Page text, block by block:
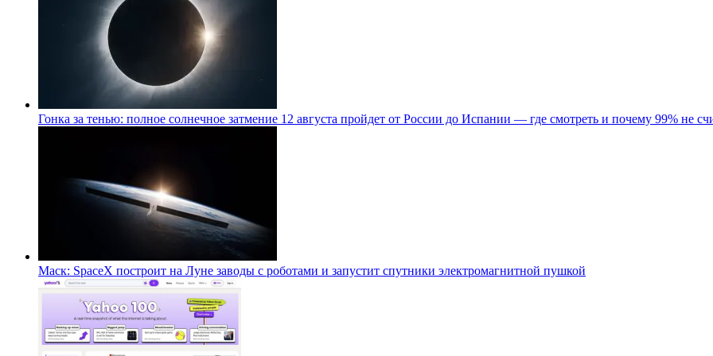
Гонка за тенью: полное солнечное затмение 12 августа пройдет от России до Испании — где смотреть и почему 99% не
Маск: SpaceX построит на Луне заводы с роботами и запустит спутники электромагнитной пушкой